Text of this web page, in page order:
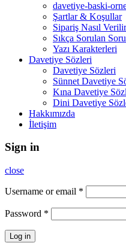
davetiye-baski-
Şartlar & Koşullar
Sipariş Nasıl Verilir
Sıkça Sorulan
Yazı Karakterleri
Davetiye Sözleri
Davetiye Sözleri
Sünnet Davetiye
Kına Davetiye
Dini Davetiye
Hakkımızda
İletişim
Sign in
close
Username or email *
Password *
Log in